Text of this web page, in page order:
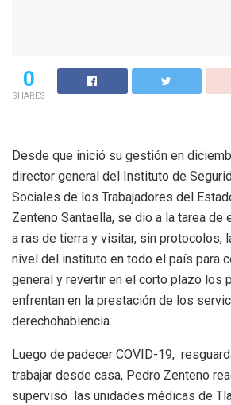
0
SHARES
Desde que inició su gestión en
director general del Instituto de
Sociales de los Trabajadores del
Zenteno Santaella, se dio a la tarea de
a ras de tierra y visitar, sin protocolos,
nivel del instituto en todo el país para
general y revertir en el corto plazo los
enfrentan en la prestación de los
derechohabiencia.
Luego de padecer COVID-19,
trabajar desde casa, Pedro Zenteno
supervisó las unidades médicas de